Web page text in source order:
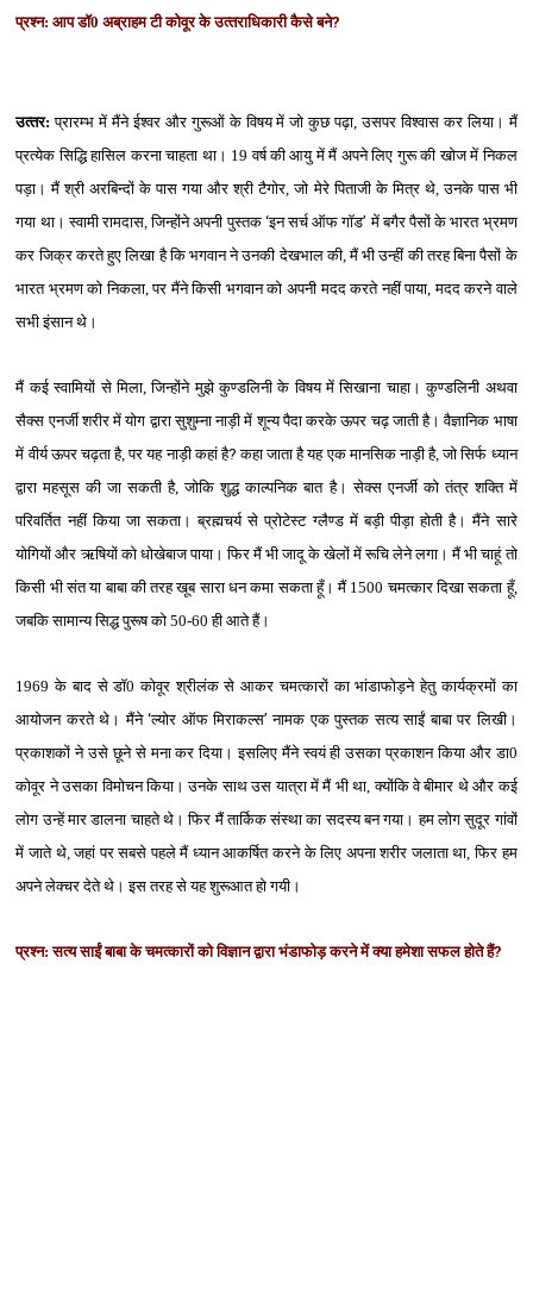
प्रश्‍न: आप डॉ0 अब्राहम टी कोवूर के उत्‍तराधिकारी कैसे बने?
उत्‍तर: प्रारम्‍भ में मैंने ईश्‍वर और गुरूओं के विषय में जो कुछ पढ़ा, उसपर विश्‍वास कर लिया। मैं
प्रत्‍येक सिद्धि हासिल करना चाहता था। 19 वर्ष की आयु में मैं अपने लिए गुरू की खोज में निकल
पड़ा। मैं श्री अरबिन्‍दों के पास गया और श्री टैगोर, जो मेरे पिताजी के मित्र थे, उनके पास भी
गया था। स्‍वामी रामदास, जिन्‍होंने अपनी पुस्‍तक ‘इन सर्च ऑफ गॉड’ में बगैर पैसों के भारत भ्रमण
कर जिक्र करते हुए लिखा है कि भगवान ने उनकी देखभाल की, मैं भी उन्‍हीं की तरह बिना पैसों के
भारत भ्रमण को निकला, पर मैंने किसी भगवान को अपनी मदद करते नहीं पाया, मदद करने वाले
सभी इंसान थे।
मैं कई स्‍वामियों से मिला, जिन्‍होंने मुझे कुण्‍डलिनी के विषय में सिखाना चाहा। कुण्‍डलिनी अथवा
सैक्‍स एनर्जी शरीर में योग द्वारा सुशुम्‍ना नाड़ी में शून्‍य पैदा करके ऊपर चढ़ जाती है। वैज्ञानिक भाषा
में वीर्य ऊपर चढ़ता है, पर यह नाड़ी कहां है? कहा जाता है यह एक मानसिक नाड़ी है, जो सिर्फ ध्‍यान
द्वारा महसूस की जा सकती है, जोकि शुद्ध काल्‍पनिक बात है। सेक्‍स एनर्जी को तंत्र शक्ति में
परिवर्तित नहीं किया जा सकता। ब्रह्मचर्य से प्रोटेस्‍ट ग्‍लैण्‍ड में बड़ी पीड़ा होती है। मैंने सारे
योगियों और ऋषियों को धोखेबाज पाया। फिर मैं भी जादू के खेलों में रूचि लेने लगा। मैं भी चाहूं तो
किसी भी संत या बाबा की तरह खूब सारा धन कमा सकता हूँ। मैं 1500 चमत्‍कार दिखा सकता हूँ,
जबकि सामान्‍य सिद्ध पुरूष को 50-60 ही आते हैं।
1969 के बाद से डॉ0 कोवूर श्रीलंक से आकर चमत्‍कारों का भांडाफोड़ने हेतु कार्यक्रमों का
आयोजन करते थे। मैंने‘ल्‍योर ऑफ मिराकल्‍स’ नामक एक पुस्‍तक सत्‍य साईं बाबा पर लिखी।
प्रकाशकों ने उसे छूने से मना कर दिया। इसलिए मैंने स्‍वयं ही उसका प्रकाशन किया और डा0
कोवूर ने उसका विमोचन किया। उनके साथ उस यात्रा में मैं भी था, क्‍योंकि वे बीमार थे और कई
लोग उन्‍हें मार डालना चाहते थे। फिर मैं तार्किक संस्‍था का सदस्‍य बन गया। हम लोग सुदूर गांवों
में जाते थे, जहां पर सबसे पहले मैं ध्‍यान आकर्षित करने के लिए अपना शरीर जलाता था, फिर हम
अपने लेक्‍चर देते थे। इस तरह से यह शुरूआत हो गयी।
प्रश्‍न: सत्‍य साईं बाबा के चमत्‍कारों को विज्ञान द्वारा भंडाफोड़ करने में क्‍या हमेशा सफल होते हैं?